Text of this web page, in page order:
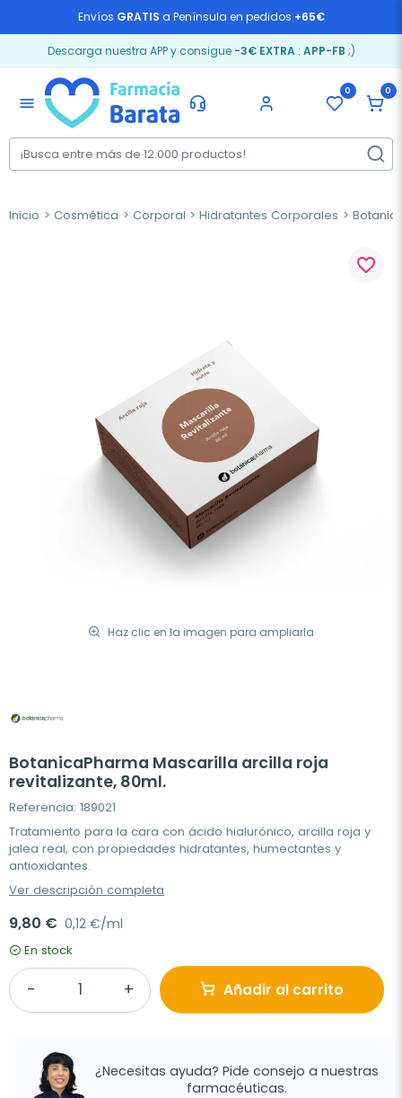
Envíos GRATIS a Península en pedidos +65€
Descarga nuestra APP y consigue -3€ EXTRA: APP-FB ;)
menu
0 0
Inicio Cosmética Corporal Hidratantes Corporales
Haz clic en la imagen para ampliarla
favorite_border
BotanicaPharma Mascarilla arcilla roja
revitalizante, 80ml.
Referencia: 189021
Tratamiento para la cara con ácido hialurónico, arcilla roja y
jalea real, con propiedades hidratantes, humectantes y
antioxidantes.
Ver descripción completa
9,80 € 0,12 €/ml
En stock
Añadir al carrito
¿Necesitas ayuda? Pide consejo a nuestras
farmacéuticas.